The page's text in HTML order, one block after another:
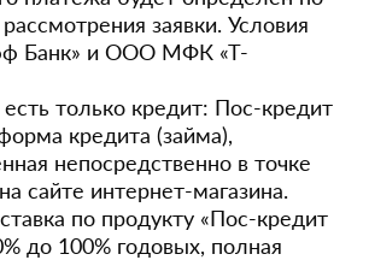
заявки. Условия
Банк» и ООО МФК «Т-
есть только кредит: Пос-кредит
кредита (займа),
непосредственно в точке
сайте интернет-магазина.
по продукту «Пос-кредит
до 100% годовых, полная